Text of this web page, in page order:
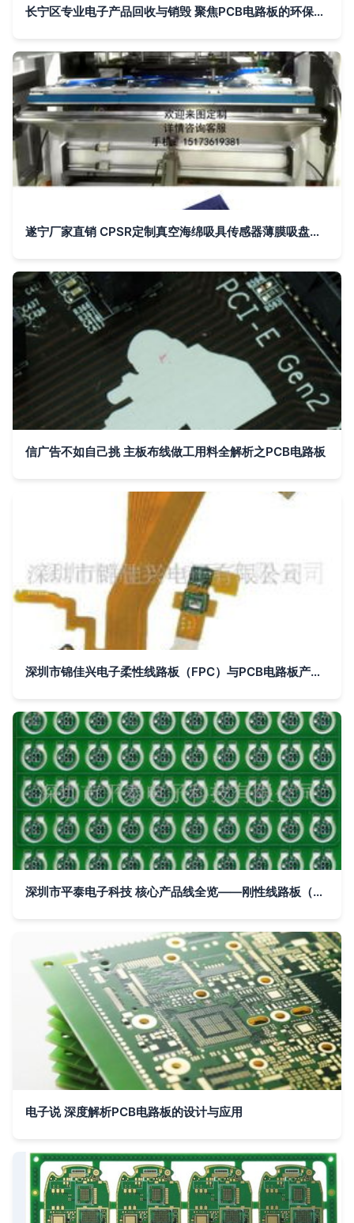
长宁区专业电子产品回收与销毁 聚焦PCB电路板的环保处置
遂宁厂家直销 CPSR定制真空海绵吸具传感器薄膜吸盘在PCB电路板搬运中的应用
信广告不如自己挑 主板布线做工用料全解析之PCB电路板
深圳市锦佳兴电子柔性线路板（FPC）与PCB电路板产品列表及技术应用
深圳市平泰电子科技 核心产品线全览——刚性线路板（PCB）
电子说 深度解析PCB电路板的设计与应用